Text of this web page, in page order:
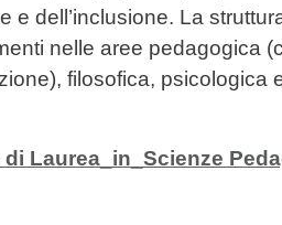
e dell’inclusione. La
nelle aree pedagogica
filosofica, psicologica
Laurea_in_Scienze